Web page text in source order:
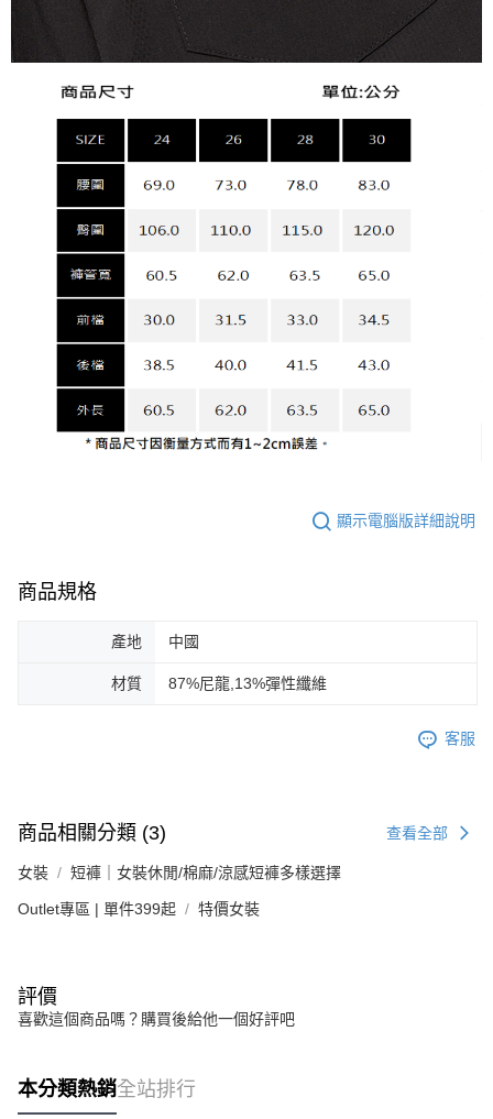
顯示電腦版詳細說明
商品規格
產地 中國
材質 87%尼龍,13%彈性纖維
客服
商品相關分類 (3) 查看全部
女裝 短褲｜女裝休閒/棉麻/涼感短褲多樣選擇
Outlet專區 | 單件399起 特價女裝
評價
喜歡這個商品嗎？購買後給他一個好評吧
本分類熱銷全站排行